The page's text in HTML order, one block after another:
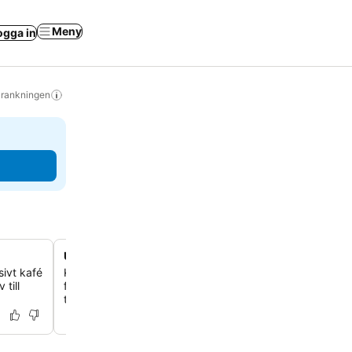
in Meny
kafé
till
Utomhuspool och solterrass
Koppla av vid den året runt-öppna utomhuspoolen, en
för att svalka dig, kompletterad med en rymlig
trädgårdsområde.